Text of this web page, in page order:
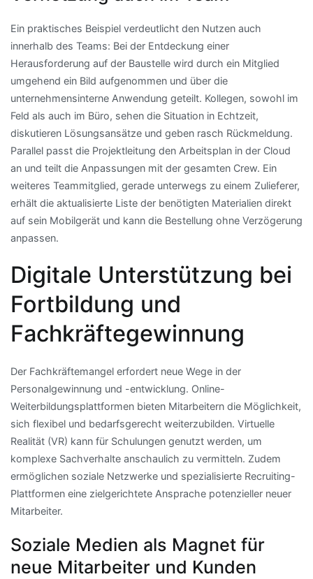
Ein praktisches Beispiel verdeutlicht den Nutzen auch
innerhalb des Teams: Bei der Entdeckung einer
Herausforderung auf der Baustelle wird durch ein Mitglied
umgehend ein Bild aufgenommen und über die
unternehmensinterne Anwendung geteilt. Kollegen, sowohl im
Feld als auch im Büro, sehen die Situation in Echtzeit,
diskutieren Lösungsansätze und geben rasch Rückmeldung.
Parallel passt die Projektleitung den Arbeitsplan in der Cloud
an und teilt die Anpassungen mit der gesamten Crew. Ein
weiteres Teammitglied, gerade unterwegs zu einem Zulieferer,
erhält die aktualisierte Liste der benötigten Materialien direkt
auf sein Mobilgerät und kann die Bestellung ohne Verzögerung
anpassen.
Digitale Unterstützung bei
Fortbildung und
Fachkräftegewinnung
Der Fachkräftemangel erfordert neue Wege in der
Personalgewinnung und -entwicklung. Online-
Weiterbildungsplattformen bieten Mitarbeitern die Möglichkeit,
sich flexibel und bedarfsgerecht weiterzubilden. Virtuelle
Realität (VR) kann für Schulungen genutzt werden, um
komplexe Sachverhalte anschaulich zu vermitteln. Zudem
ermöglichen soziale Netzwerke und spezialisierte Recruiting-
Plattformen eine zielgerichtete Ansprache potenzieller neuer
Mitarbeiter.
Soziale Medien als Magnet für
neue Mitarbeiter und Kunden